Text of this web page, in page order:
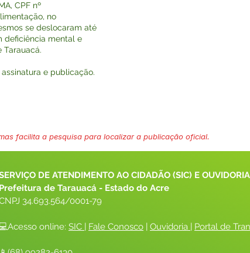
CPF nº
no
se deslocaram até
deficiência mental e
e publicação.
facilita a pesquisa para localizar a publicação oficial.
DE ATENDIMENTO AO CIDADÃO (SIC) E OUVIDORIA
Prefeitura de Tarauacá - Estado do Acre
34.693.564/0001-79
💻Acesso online: SIC | Fale Conosco | Ouvidoria | Portal de